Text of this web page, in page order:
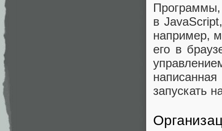
Программы,
в
например,
его в
запускать